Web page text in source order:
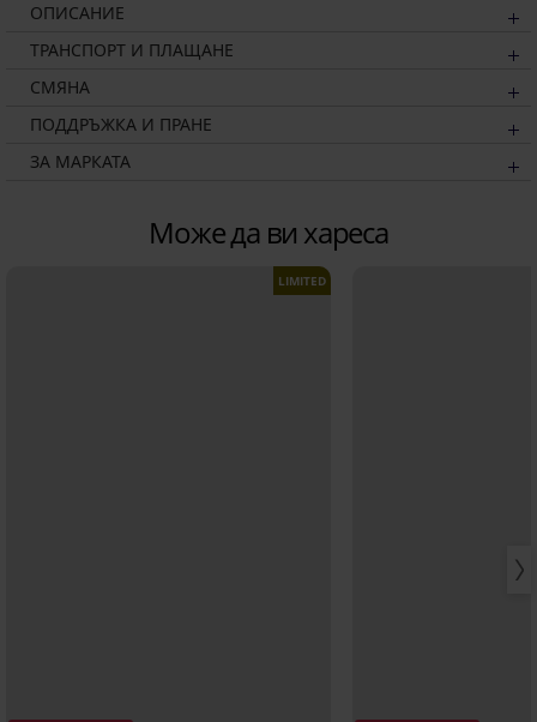
ОПИСАНИЕ
ТРАНСПОРТ И ПЛАЩАНЕ
СМЯНА
ПОДДРЪЖКА И ПРАНЕ
ЗА МАРКАТА
Може да ви хареса
LIMITED